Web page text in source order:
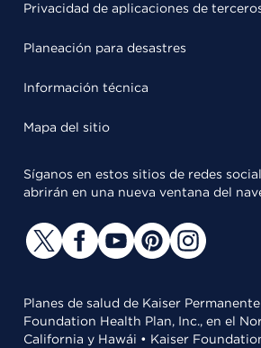
Privacidad de aplicaciones de
Planeación para desastres
Información técnica
Mapa del sitio
Síganos en estos sitios de redes
abrirán en una nueva ventana del
Planes de salud de Kaiser
Foundation Health Plan, Inc., en el
California y Hawái • Kaiser